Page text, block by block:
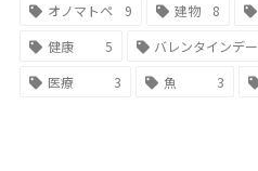
オノマトペ
9 建物 8
健康
5 バレンタインデー
医療
3 魚 3